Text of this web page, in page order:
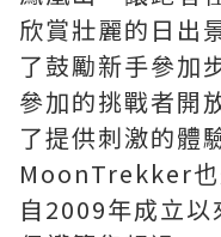
欣賞壯麗的日出
了鼓勵新手參加
參加的挑戰者開
了提供刺激的體
MoonTrekker也
自2009年成立